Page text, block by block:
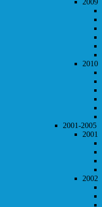
2010
2001-2005
2001
2002